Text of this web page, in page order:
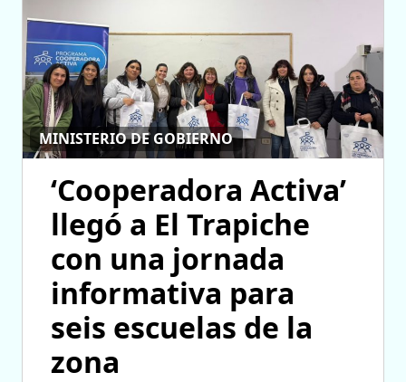
MINISTERIO DE GOBIERNO
‘Cooperadora Activa’
llegó a El Trapiche
con una jornada
informativa para
seis escuelas de la
zona